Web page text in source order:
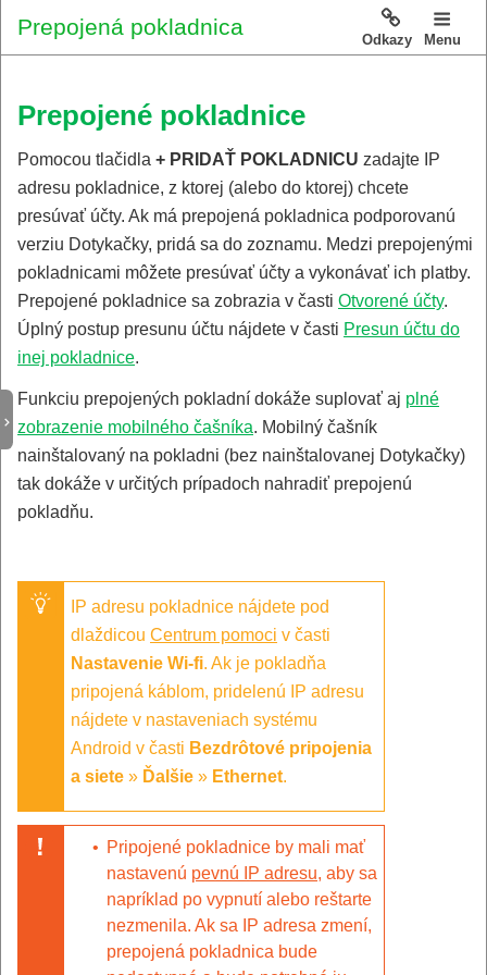
Prepojená pokladnica
Odkazy Menu
Prepojené pokladnice
Pomocou tlačidla + PRIDAŤ POKLADNICU zadajte IP
adresu pokladnice, z ktorej (alebo do ktorej) chcete
presúvať účty. Ak má prepojená pokladnica podporovanú
verziu Dotykačky, pridá sa do zoznamu. Medzi prepojenými
pokladnicami môžete presúvať účty a vykonávať ich platby.
Prepojené pokladnice sa zobrazia v častiOtvorené účty.
Úplný postup presunu účtu nájdete v časti Presun účtu do
inej pokladnice.
Funkciu prepojených pokladní dokáže suplovať aj plné
zobrazenie mobilného čašníka. Mobilný čašník
nainštalovaný na pokladni (bez nainštalovanej Dotykačky)
tak dokáže v určitých prípadoch nahradiť prepojenú
pokladňu.
IP adresu pokladnice nájdete pod
dlaždicouCentrum pomoci v časti
Nastavenie Wi-fi. Ak je pokladňa
pripojená káblom, pridelenú IP adresu
nájdete v nastaveniach systému
Android v časti Bezdrôtové pripojenia
a siete » Ďalšie» Ethernet.
• Pripojené pokladnice by mali mať
nastavenú pevnú IP adresu, aby sa
napríklad po vypnutí alebo reštarte
nezmenila. Ak sa IP adresa zmení,
prepojená pokladnica bude